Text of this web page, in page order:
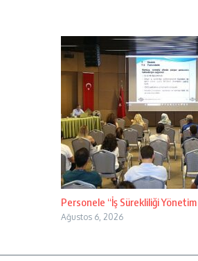
Personele “İş Sürekliliği
Ağustos 6, 2026